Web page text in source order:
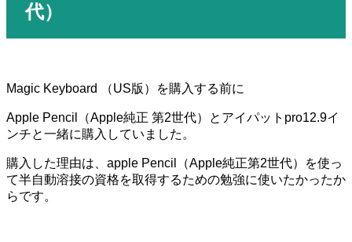
代）
Magic Keyboard （US版）を購入する前に
Apple Pencil （Apple純正 第2世代）とアイパットpro12.9イ
ンチと一緒に購入していました。
購入した理由は、apple Pencil（Apple純正第2世代）を使っ
て半自動溶接の資格を取得するための勉強に使いたかったか
らです。